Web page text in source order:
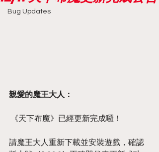
Bug Updates
親愛的魔王大人：
《天下布魔》已經更新完成囉！
請魔王大人重新下載並安裝遊戲，確認